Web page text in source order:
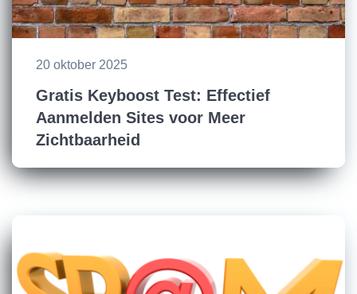
20 oktober 2025
Gratis Keyboost Test: Effectief
Aanmelden Sites voor Meer
Zichtbaarheid